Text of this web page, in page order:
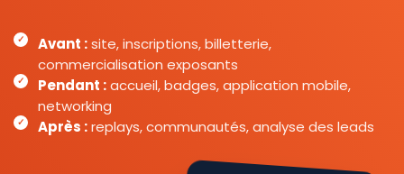
Avant :site, inscriptions, billetterie,
commercialisation exposants
Pendant :accueil, badges, application mobile,
networking
Après :replays, communautés, analyse des leads